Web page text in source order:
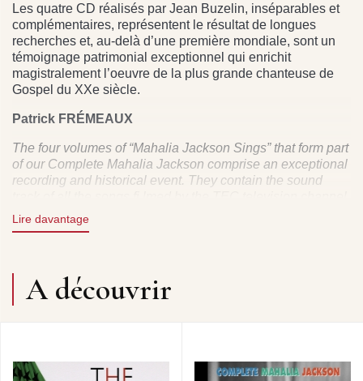
Les quatre CD réalisés par Jean Buzelin, inséparables et
complémentaires, représentent le résultat de longues
recherches et, au-delà d’une première mondiale, sont un
témoignage patrimonial exceptionnel qui enrichit
magistralement l’oeuvre de la plus grande chanteuse de
Gospel du XXe siècle.
Patrick FRÉMEAUX
The four volumes of “Mahalia Jackson Sings” that form part
of our Complete Mahalia Jackson comprise an exceptional
recording and historical event. They contain the sound
in June and July 1961.
of long research and, in addition to being a world fi rst, are
an outstanding addition to the rich heritage left by the
greatest Gospel singer of the 20th Century.
Lire davantage
A découvrir